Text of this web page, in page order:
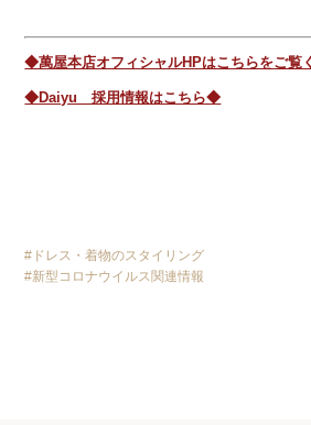
◆萬屋本店オフィシャルHPはこちらをご覧
◆Daiyu 採用情報はこちら◆
ドレス・着物のスタイリング
新型コロナウイルス関連情報